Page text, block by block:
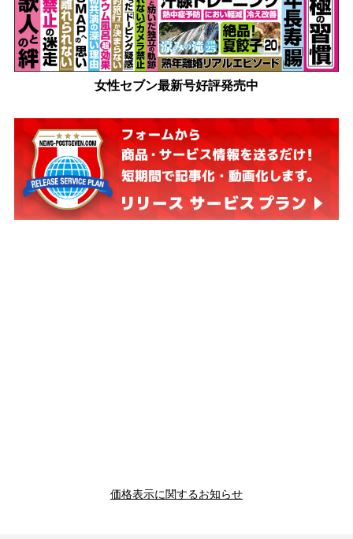
女性セブン最新号好評発売中
価格表示に関するお知らせ